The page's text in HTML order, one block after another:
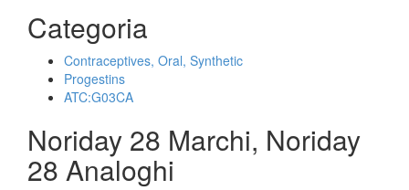
Categoria
Contraceptives, Oral, Synthetic
Progestins
ATC:G03CA
Noriday 28 Marchi, Noriday
28 Analoghi